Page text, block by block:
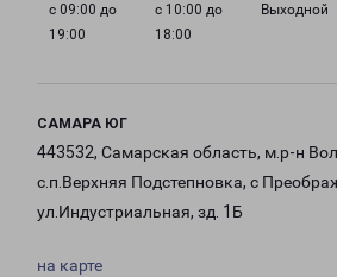
с 09:00 до
19:00
с 10:00 до
18:00
Выходной
САМАРА ЮГ
443532, Самарская область, м.р-н
с.п.Верхняя Подстепновка, с
ул.Индустриальная, зд. 1Б
на карте